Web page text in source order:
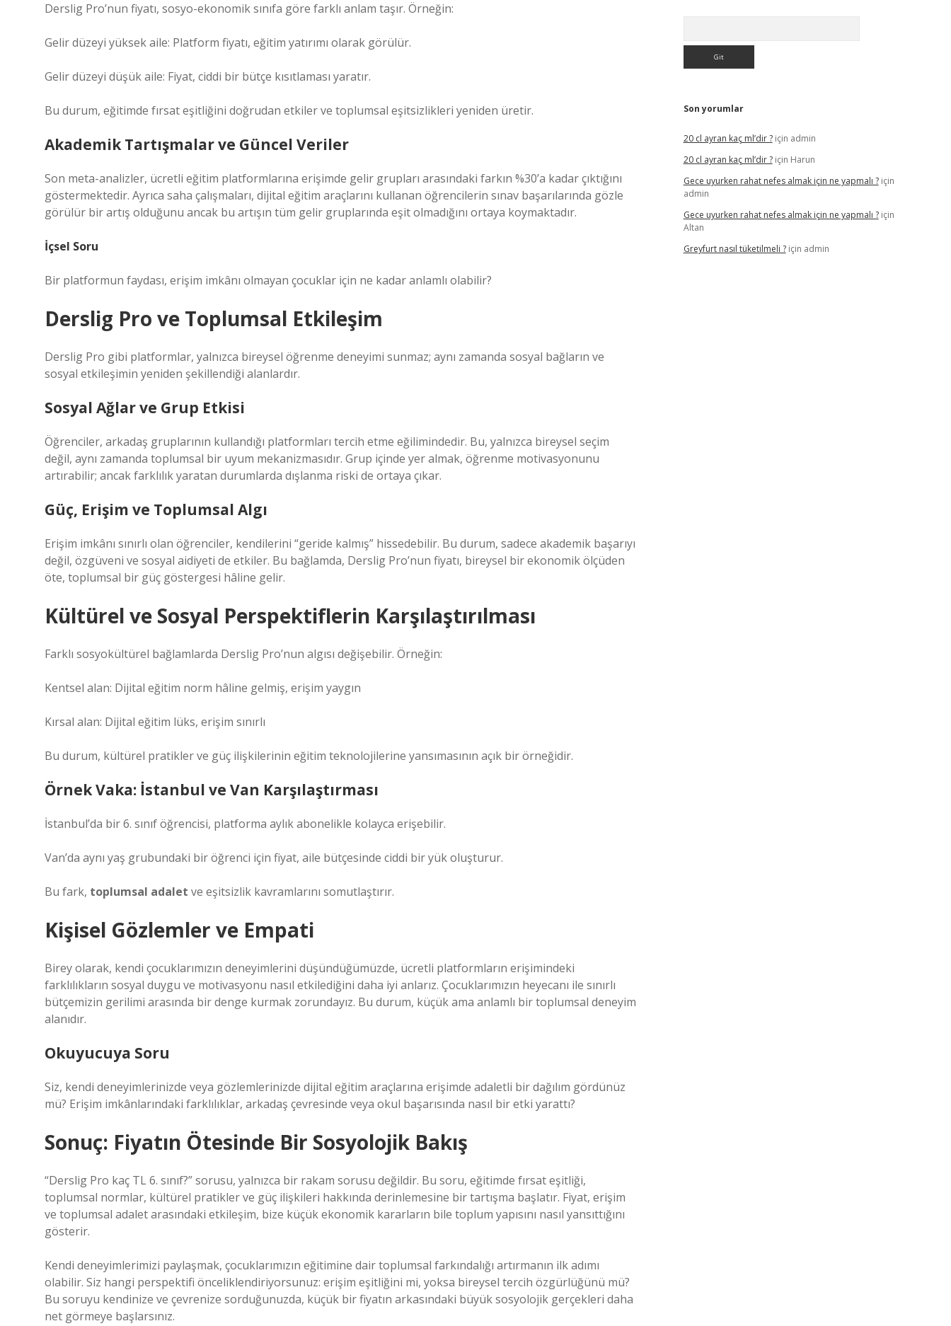
Derslig Pro’nun fiyatı, sosyo-ekonomik sınıfa göre farklı anlam taşır. Örneğin:
Gelir düzeyi yüksek aile: Platform fiyatı, eğitim yatırımı olarak görülür.
Gelir düzeyi düşük aile: Fiyat, ciddi bir bütçe kısıtlaması yaratır.
Bu durum, eğitimde fırsat eşitliğini doğrudan etkiler ve toplumsal eşitsizlikleri yeniden üretir.
Akademik Tartışmalar ve Güncel Veriler
Son meta-analizler, ücretli eğitim platformlarına erişimde gelir grupları arasındaki farkın %30’a kadar çıktığını
göstermektedir. Ayrıca saha çalışmaları, dijital eğitim araçlarını kullanan öğrencilerin sınav başarılarında gözle
görülür bir artış olduğunu ancak bu artışın tüm gelir gruplarında eşit olmadığını ortaya koymaktadır.
İçsel Soru
Bir platformun faydası, erişim imkânı olmayan çocuklar için ne kadar anlamlı olabilir?
Derslig Pro ve Toplumsal Etkileşim
Derslig Pro gibi platformlar, yalnızca bireysel öğrenme deneyimi sunmaz; aynı zamanda sosyal bağların ve
sosyal etkileşimin yeniden şekillendiği alanlardır.
Sosyal Ağlar ve Grup Etkisi
Öğrenciler, arkadaş gruplarının kullandığı platformları tercih etme eğilimindedir. Bu, yalnızca bireysel seçim
değil, aynı zamanda toplumsal bir uyum mekanizmasıdır. Grup içinde yer almak, öğrenme motivasyonunu
artırabilir; ancak farklılık yaratan durumlarda dışlanma riski de ortaya çıkar.
Güç, Erişim ve Toplumsal Algı
Erişim imkânı sınırlı olan öğrenciler, kendilerini “geride kalmış” hissedebilir. Bu durum, sadece akademik başarıyı
değil, özgüveni ve sosyal aidiyeti de etkiler. Bu bağlamda, Derslig Pro’nun fiyatı, bireysel bir ekonomik ölçüden
öte, toplumsal bir güç göstergesi hâline gelir.
Kültürel ve Sosyal Perspektiflerin Karşılaştırılması
Farklı sosyokültürel bağlamlarda Derslig Pro’nun algısı değişebilir. Örneğin:
Kentsel alan: Dijital eğitim norm hâline gelmiş, erişim yaygın
Kırsal alan: Dijital eğitim lüks, erişim sınırlı
Bu durum, kültürel pratikler ve güç ilişkilerinin eğitim teknolojilerine yansımasının açık bir örneğidir.
Örnek Vaka: İstanbul ve Van Karşılaştırması
İstanbul’da bir 6. sınıf öğrencisi, platforma aylık abonelikle kolayca erişebilir.
Van’da aynı yaş grubundaki bir öğrenci için fiyat, aile bütçesinde ciddi bir yük oluşturur.
Bu fark, toplumsal adalet ve eşitsizlik kavramlarını somutlaştırır.
Kişisel Gözlemler ve Empati
Birey olarak, kendi çocuklarımızın deneyimlerini düşündüğümüzde, ücretli platformların erişimindeki
farklılıkların sosyal duygu ve motivasyonu nasıl etkilediğini daha iyi anlarız. Çocuklarımızın heyecanı ile sınırlı
bütçemizin gerilimi arasında bir denge kurmak zorundayız. Bu durum, küçük ama anlamlı bir toplumsal deneyim
alanıdır.
Okuyucuya Soru
Siz, kendi deneyimlerinizde veya gözlemlerinizde dijital eğitim araçlarına erişimde adaletli bir dağılım gördünüz
mü? Erişim imkânlarındaki farklılıklar, arkadaş çevresinde veya okul başarısında nasıl bir etki yarattı?
Sonuç: Fiyatın Ötesinde Bir Sosyolojik Bakış
“Derslig Pro kaç TL 6. sınıf?” sorusu, yalnızca bir rakam sorusu değildir. Bu soru, eğitimde fırsat eşitliği,
toplumsal normlar, kültürel pratikler ve güç ilişkileri hakkında derinlemesine bir tartışma başlatır. Fiyat, erişim
ve toplumsal adalet arasındaki etkileşim, bize küçük ekonomik kararların bile toplum yapısını nasıl yansıttığını
gösterir.
Kendi deneyimlerimizi paylaşmak, çocuklarımızın eğitimine dair toplumsal farkındalığı artırmanın ilk adımı
olabilir. Siz hangi perspektifi önceliklendiriyorsunuz: erişim eşitliğini mi, yoksa bireysel tercih özgürlüğünü mü?
Bu soruyu kendinize ve çevrenize sorduğunuzda, küçük bir fiyatın arkasındaki büyük sosyolojik gerçekleri daha
net görmeye başlarsınız.
Son yorumlar
20 cl ayran kaç ml’dir ?için admin
20 cl ayran kaç ml’dir ?için Harun
Gece uyurken rahat nefes almak için ne yapmalı ?için
admin
Gece uyurken rahat nefes almak için ne yapmalı ?için
Altan
Greyfurt nasıl tüketilmeli ?için admin